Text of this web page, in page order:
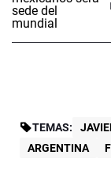
TEMAS:
ARGENTINA